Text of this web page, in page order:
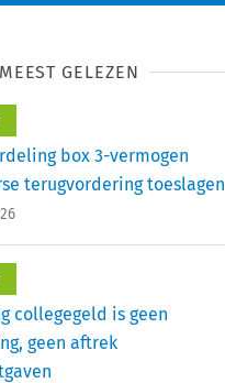
MEEST GELEZEN
box 3-vermogen
terugvordering toeslagen
collegegeld is geen
geen aftrek